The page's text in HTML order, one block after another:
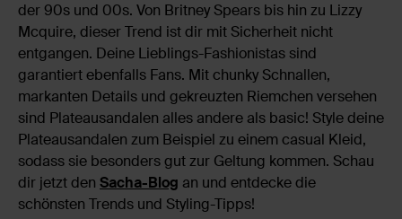
der 90s und 00s. Von Britney Spears bis hin zu Lizzy
Mcquire, dieser Trend ist dir mit Sicherheit nicht
entgangen. Deine Lieblings-Fashionistas sind
garantiert ebenfalls Fans. Mit chunky Schnallen,
markanten Details und gekreuzten Riemchen versehen
sind Plateausandalen alles andere als basic! Style deine
Plateausandalen zum Beispiel zu einem casual Kleid,
sodass sie besonders gut zur Geltung kommen. Schau
dir jetzt den Sacha-Blog an und entdecke die
schönsten Trends und Styling-Tipps!